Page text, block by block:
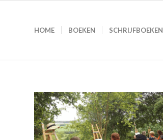
HOME BOEKEN SCHRIJFBOEKEN